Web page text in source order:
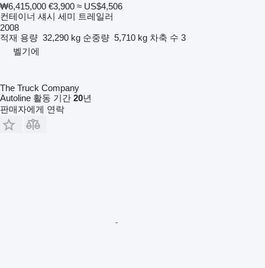
₩6,415,000 €3,900 ≈ US$4,506
컨테이너 섀시 세미 트레일러
2008
적재 용량 32,290 kg 순중량 5,710 kg 차축 수 3
벨기에
The Truck Company
Autoline 활동 기간 20년
판매자에게 연락